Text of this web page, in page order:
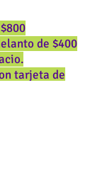
de $400
tarjeta de